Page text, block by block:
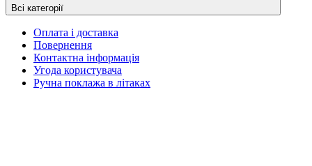
Всі категорії
Оплата і доставка
Повернення
Контактна інформація
Угода користувача
Ручна поклажа в літаках